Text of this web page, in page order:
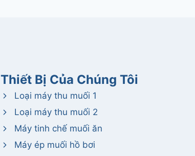
Thiết Bị Của Chúng Tôi
Loại máy thu muối 1
Loại máy thu muối 2
Máy tinh chế muối ăn
Máy ép muối hồ bơi